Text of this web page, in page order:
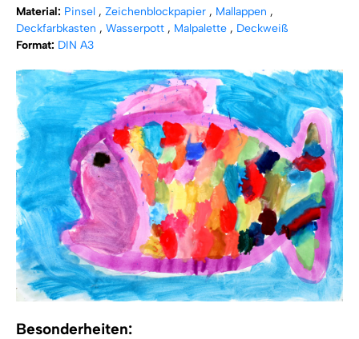
Material: Pinsel , Zeichenblockpapier , Mallappen ,
Deckfarbkasten , Wasserpott , Malpalette , Deckweiß
Format: DIN A3
Besonderheiten: